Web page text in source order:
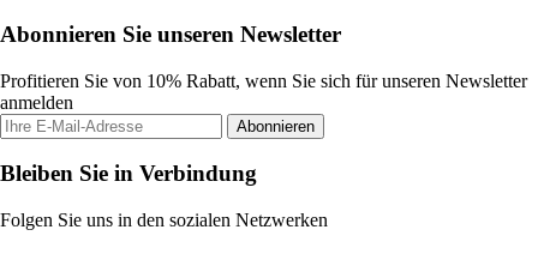
Abonnieren Sie unseren Newsletter
Profitieren Sie von 10% Rabatt, wenn Sie sich für unseren Newsletter
anmelden
Abonnieren
Bleiben Sie in Verbindung
Folgen Sie uns in den sozialen Netzwerken